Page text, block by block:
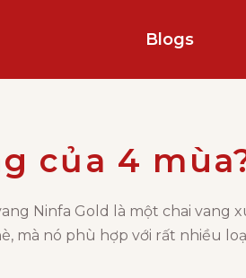
Blogs
của 4
Ninfa Gold là một chai vang
mà nó phù hợp với rất nhiều